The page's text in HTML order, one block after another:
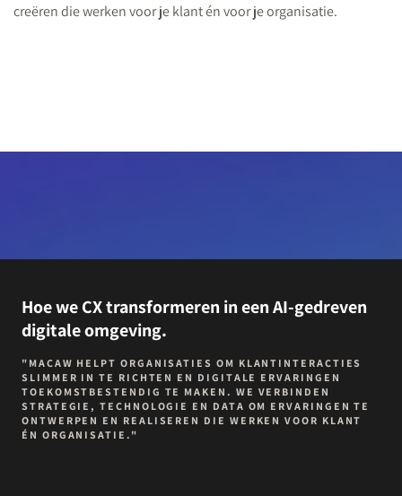
creëren die werken voor je klant én voor je organisatie.
Hoe we CX transformeren in een AI-gedreven
digitale omgeving.
"MACAW HELPT ORGANISATIES OM KLANTINTERACTIES
SLIMMER IN TE RICHTEN EN DIGITALE ERVARINGEN
TOEKOMSTBESTENDIG TE MAKEN. WE VERBINDEN
STRATEGIE, TECHNOLOGIE EN DATA OM ERVARINGEN TE
ONTWERPEN EN REALISEREN DIE WERKEN VOOR KLANT
ÉN ORGANISATIE."